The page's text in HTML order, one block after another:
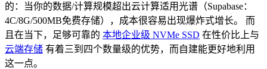
的：当你的数据/计算规模超出云计算适用光谱（Supabase：
4C/8G/500MB免费存储），成本很容易出现爆炸式增长。 而
且在当下，足够可靠的 本地企业级 NVMe SSD 在性价比上与
云端存储 有着三到四个数量级的优势，而自建能更好地利用
这一点。